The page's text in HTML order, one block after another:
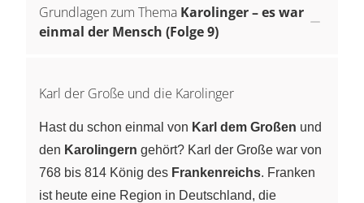
Grundlagen zum Thema Karolinger – es war
einmal der Mensch (Folge 9)
Karl der Große und die Karolinger
Hast du schon einmal von Karl dem Großen und
den Karolingern gehört? Karl der Große war von
768 bis 814 König des Frankenreichs. Franken
ist heute eine Region in Deutschland, die